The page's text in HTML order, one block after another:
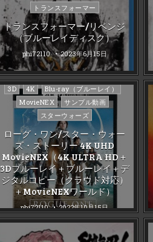
トランスフォーマー
トランスフォーマー/リベンジ
（ブルーレイディスク）
phi72110 2023年6月15日
Posted
3D 4K
Blu-ray（ブルーレイ）
MovieNEX
サンプル動画
スターウォーズ
ローグ・ワン/スター・ウォー
ズ・ストーリー 4K UHD
MovieNEX（4K ULTRA HD＋
3Dブルーレイ＋ブルーレイ＋デ
ジタルコピー（クラウド対応）
＋MovieNEXワールド）
phi72110 2022年10月15日